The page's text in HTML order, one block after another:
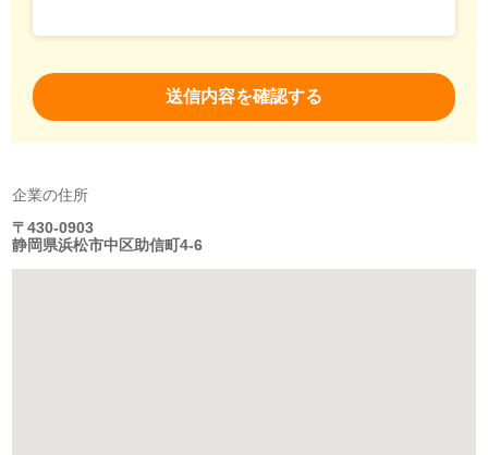
企業の住所
〒430-0903
静岡県浜松市中区助信町4-6